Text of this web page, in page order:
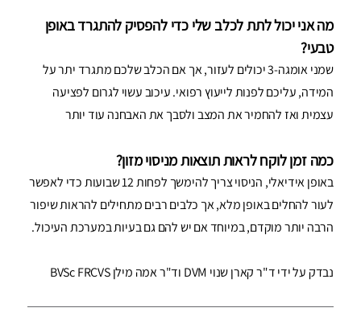
מה אני יכול לתת לכלב שלי כדי להפסיק להתגרד באופן
טבעי?
שמני אומגה-3 יכולים לעזור, אך אם הכלב שלכם מתגרד יתר על
המידה, עליכם לפנות לייעוץ רפואי. עיכוב עשוי לגרום לפציעה
עצמית ואז להחמיר את המצב ולסבך את האבחנה עוד יותר
כמה זמן לוקח לראות תוצאות מניסוי מזון?
באופן אידיאלי, הניסוי צריך להימשך לפחות 12 שבועות כדי לאפשר
לעור להחלים באופן מלא, אך כלבים רבים מתחילים להראות שיפור
הרבה יותר מוקדם, במיוחד אם יש להם גם בעיות במערכת העיכול.
נבדק על ידי ד"ר קארן שנוי DVM וד"ר אמה מילן BVSc FRCVS